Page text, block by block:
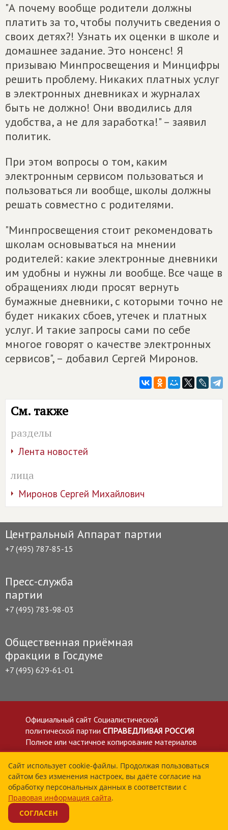
"А почему вообще родители должны
платить за то, чтобы получить сведения о
своих детях?! Узнать их оценки в школе и
домашнее задание. Это нонсенс! Я
призываю Минпросвещения и Минцифры
решить проблему. Никаких платных услуг
в электронных дневниках и журналах
быть не должно! Они вводились для
удобства, а не для заработка!" – заявил
политик.
При этом вопросы о том, каким
электронным сервисом пользоваться и
пользоваться ли вообще, школы должны
решать совместно с родителями.
"Минпросвещения стоит рекомендовать
школам основываться на мнении
родителей: какие электронные дневники
им удобны и нужны ли вообще. Все чаще в
обращениях люди просят вернуть
бумажные дневники, с которыми точно не
будет никаких сбоев, утечек и платных
услуг. И такие запросы сами по себе
многое говорят о качестве электронных
сервисов", – добавил Сергей Миронов.
См. также
разделы
Лента новостей
лица
Миронов Сергей Михайлович
Центральный Аппарат партии
+7 (495) 787-85-15
Пресс-служба
партии
+7 (495) 783-98-03
Общественная приёмная
фракции в Госдуме
+7 (495) 629-61-01
Официальный сайт Социалистической
политической партии СПРАВЕДЛИВАЯ РОССИЯ
Полное или частичное копирование материалов
приветствуется со ссылкой на сайт spravedlivo.ru
Политика в отношении обработки персональных
данных
Все материалы сайта spravedlivo.ru доступны по
лицензии Creative Commons Attribution 4.0 International
Сайт использует cookie-файлы. Продолжая пользоваться
сайтом без изменения настроек, вы даёте согласие на
обработку персональных данных в соответствии с
Правовая информация сайта.
СОГЛАСЕН